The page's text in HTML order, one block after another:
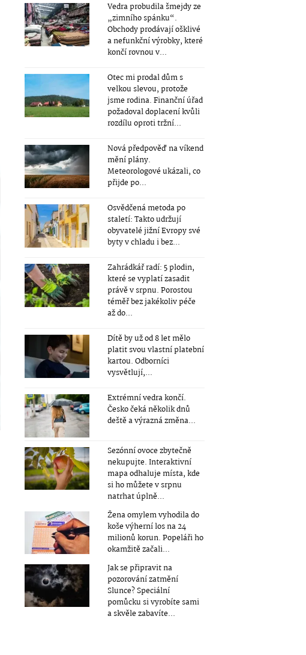
Vedra probudila šmejdy ze
„zimního spánku“.
Obchody prodávají ošklivé
a nefunkční výrobky, které
končí rovnou v...
Otec mi prodal dům s
velkou slevou, protože
jsme rodina. Finanční úřad
požadoval doplacení kvůli
rozdílu oproti tržní...
Nová předpověď na víkend
mění plány.
Meteorologové ukázali, co
přijde po...
Osvědčená metoda po
staletí: Takto udržují
obyvatelé jižní Evropy své
byty v chladu i bez...
Zahrádkář radí: 5 plodin,
které se vyplatí zasadit
právě v srpnu. Porostou
téměř bez jakékoliv péče
až do...
Dítě by už od 8 let mělo
platit svou vlastní platební
kartou. Odborníci
vysvětlují,...
Extrémní vedra končí.
Česko čeká několik dnů
deště a výrazná změna...
Sezónní ovoce zbytečně
nekupujte. Interaktivní
mapa odhaluje místa, kde
si ho můžete v srpnu
natrhat úplně...
Žena omylem vyhodila do
koše výherní los na 24
milionů korun. Popeláři ho
okamžitě začali...
Jak se připravit na
pozorování zatmění
Slunce? Speciální
pomůcku si vyrobíte sami
a skvěle zabavíte...